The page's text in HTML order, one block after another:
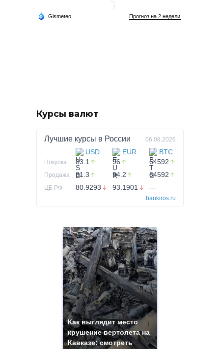
Курсы валют
Лучшие курсы в России 06.08.2026
USD EUR BTC
Покупка 83.1 96 64592
Продажа 81.3 94.2 64592
ЦБ РФ 80.9293 93.1901 —
bankiros.ru
Как выглядит место
крушение вертолета на
Кавказе: смотреть